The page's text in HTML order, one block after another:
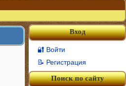
Вход
🔐 Войти
📝 Регистрация
Поиск по сайту